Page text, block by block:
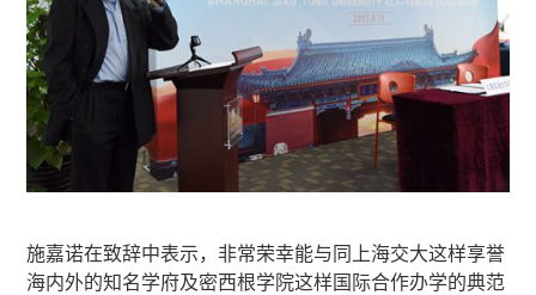
施嘉诺在致辞中表示，非常荣幸能与同上海交大这样享誉
海内外的知名学府及密西根学院这样国际合作办学的典范